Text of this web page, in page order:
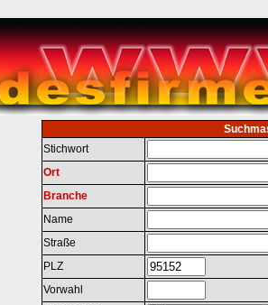
Stichwort
Ort
Branche
Name
Straße
PLZ
Vorwahl